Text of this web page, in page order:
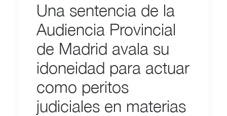
Una sentencia de la
Audiencia Provincial
de Madrid avala su
idoneidad para actuar
como peritos
judiciales en materias